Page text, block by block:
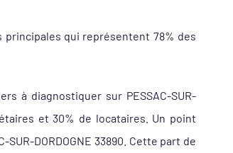
principales qui représentent 78% des
à diagnostiquer sur PESSAC-SUR-
et 30% de locataires. Un point
DORDOGNE 33890. Cette part de